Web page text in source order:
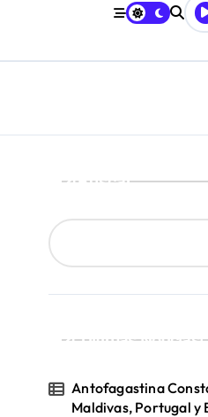
Buscar
¡Ultimas Noticias!
Antofagastina
Maldivas, Portugal y